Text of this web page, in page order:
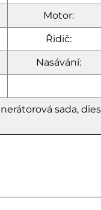
Motor:
Řidič:
Nasávání:
sada,